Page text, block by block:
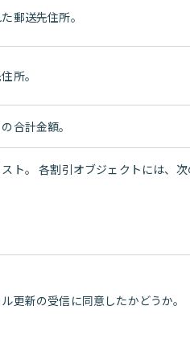
郵送先住所。
所。
合計金額。
ト。 各割引オブジェクトには、
更新の受信に同意したかどうか。